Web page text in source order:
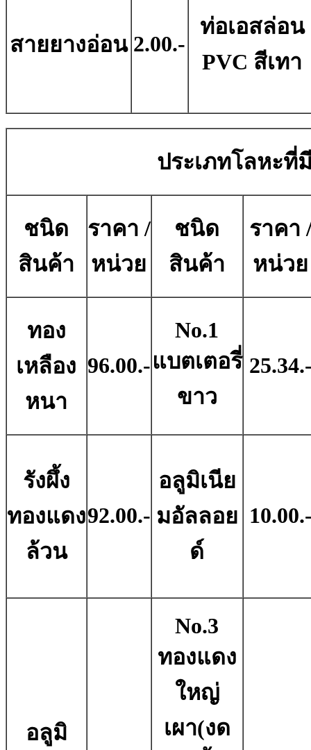
สายยางอ่อน 2.00.-
ท่อเอสล่อน
PVC สีเทา
ประเภทโลหะที่
ชนิด
สินค้า
ราคา /
หน่วย
ชนิด
สินค้า
ราคา
หน่วย
ทอง
เหลือง
หนา
96.00.-
No.1
แบตเตอรี่
ขาว
รังผึ้ง
ทองแดง
ล้วน
92.00.-
อลูมิเนีย
มอัลลอย
ด์
อลูมิ
No.3
ทองแดง
ใหญ่
เผา(งด